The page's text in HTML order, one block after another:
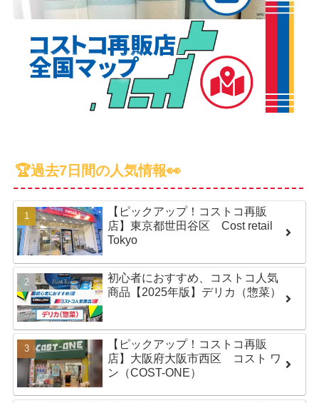
🏆過去7日間の人気情報👀
【ピックアップ！コストコ再販
店】東京都世田谷区 Cost retail
Tokyo
初心者におすすめ、コストコ人気
商品【2025年版】デリカ（惣菜）
【ピックアップ！コストコ再販
店】大阪府大阪市西区 コスト ワ
ン（COST-ONE）